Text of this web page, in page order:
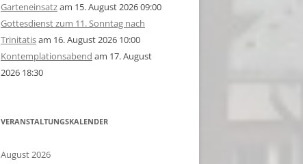
Garteneinsatzam 15. August 2026 09:00
Gottesdienst zum 11. Sonntag nach
Trinitatisam 16. August 2026 10:00
Kontemplationsabend am 17. August
2026 18:30
VERANSTALTUNGSKALENDER
August 2026